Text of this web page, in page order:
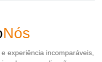
Nós
experiência incomparáveis,